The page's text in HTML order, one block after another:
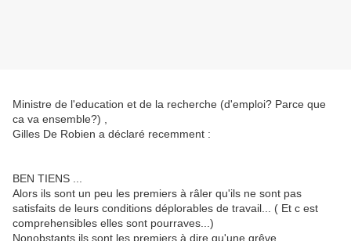
Ministre de l'education et de la recherche (d'emploi? Parce que
ca va ensemble?) ,
Gilles De Robien a déclaré recemment :
BEN TIENS ...
Alors ils sont un peu les premiers à râler qu'ils ne sont pas
satisfaits de leurs conditions déplorables de travail... ( Et c est
comprehensibles elles sont pourraves...)
Nonobstants ils sont les premiers à dire qu'une grêve